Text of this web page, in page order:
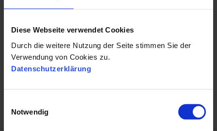
Diese Webseite verwendet Cookies
Durch die weitere Nutzung der Seite stimmen Sie der
Verwendung von Cookies zu.
Datenschutzerklärung
Notwendig